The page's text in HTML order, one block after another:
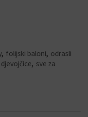
, folijski baloni, odrasli
, sve za